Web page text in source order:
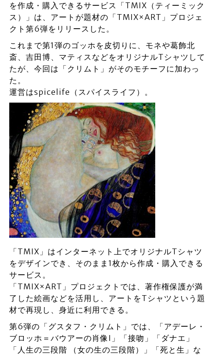
を作成・購入できるサービス「TMIX（ティーミック
ス）」は、アートが題材の「TMIX×ART」プロジェ
クト第6弾をリリースした。
これまで第1弾のゴッホを皮切りに、モネや葛飾北
斎、吉田博、マティスなどをオリジナルTシャツして
たが、今回は「クリムト」がそのモチーフに加わっ
た。
運営はspicelife（スパイスライフ）。
「TMIX」はインターネット上でオリジナルTシャツ
をデザインでき、そのまま1枚から作成・購入できる
サービス。
「TMIX×ART」プロジェクトでは、著作権保護が満
了した絵画などを活用し、アートをTシャツという題
材で再現し、身近に利用できる。
第6弾の「グスタフ・クリムト」では、「アデーレ・
ブロッホ＝バウアーの肖像I」「接吻」「ダナエ」
「人生の三段階 （女の生の三段階）」「死と生」な